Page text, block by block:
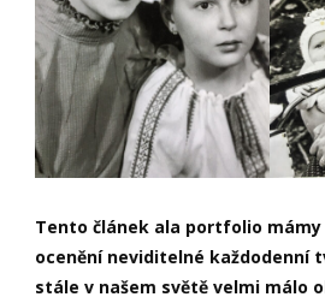
Tento článek ala portfolio mámy
ocenění neviditelné každodenní
stále v našem světě velmi málo